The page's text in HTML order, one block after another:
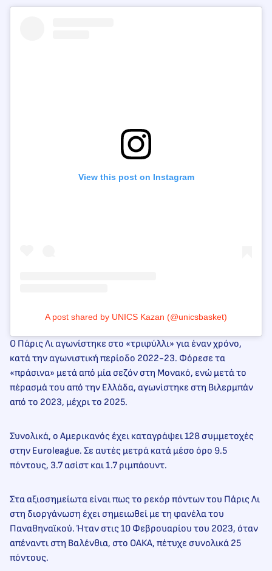
View this post on Instagram
A post shared by UNICS Kazan (@unicsbasket)
Ο Πάρις Λι αγωνίστηκε στο «τριφύλλι» για έναν χρόνο,
κατά την αγωνιστική περίοδο 2022-23. Φόρεσε τα
«πράσινα» μετά από μία σεζόν στη Μονακό, ενώ μετά το
πέρασμά του από την Ελλάδα, αγωνίστηκε στη Βιλερμπάν
από το 2023, μέχρι το 2025.
Συνολικά, ο Αμερικανός έχει καταγράψει 128 συμμετοχές
στην Euroleague. Σε αυτές μετρά κατά μέσο όρο 9.5
πόντους, 3.7 ασίστ και 1.7 ριμπάουντ.
Στα αξιοσημείωτα είναι πως το ρεκόρ πόντων του Πάρις Λι
στη διοργάνωση έχει σημειωθεί με τη φανέλα του
Παναθηναϊκού. Ήταν στις 10 Φεβρουαρίου του 2023, όταν
απέναντι στη Βαλένθια, στο ΟΑΚΑ, πέτυχε συνολικά 25
πόντους.